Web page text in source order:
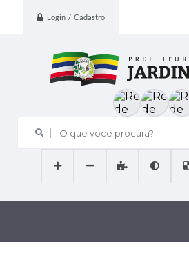
Login / Cadastro
O que voce procura?